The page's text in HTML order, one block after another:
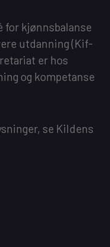
for kjønnsbalanse
utdanning(Kif-
er hos
og kompetanse
se Kildens